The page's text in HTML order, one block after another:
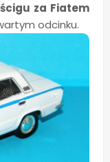
za Fiatem
odcinku.